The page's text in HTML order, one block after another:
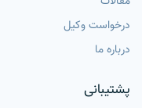
درخواست وکیل
درباره ما
پشتیبانی